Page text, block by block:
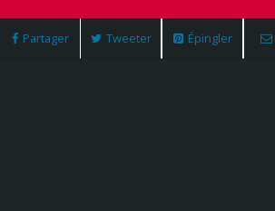
Partager Tweeter Épingler